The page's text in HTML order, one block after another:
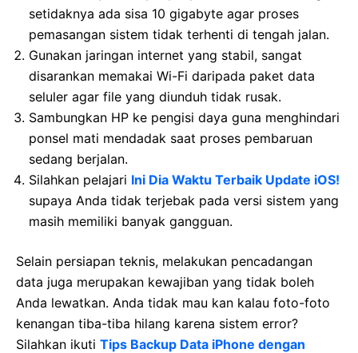
setidaknya ada sisa 10 gigabyte agar proses
pemasangan sistem tidak terhenti di tengah jalan.
Gunakan jaringan internet yang stabil, sangat
disarankan memakai Wi-Fi daripada paket data
seluler agar file yang diunduh tidak rusak.
Sambungkan HP ke pengisi daya guna menghindari
ponsel mati mendadak saat proses pembaruan
sedang berjalan.
Silahkan pelajari Ini Dia Waktu Terbaik Update iOS!
supaya Anda tidak terjebak pada versi sistem yang
masih memiliki banyak gangguan.
Selain persiapan teknis, melakukan pencadangan
data juga merupakan kewajiban yang tidak boleh
Anda lewatkan. Anda tidak mau kan kalau foto-foto
kenangan tiba-tiba hilang karena sistem error?
Silahkan ikuti Tips Backup Data iPhone dengan